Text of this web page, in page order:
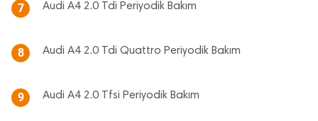
7 Audi A4 2.0 Tdi Periyodik Bakım
8 Audi A4 2.0 Tdi Quattro Periyodik Bakım
9 Audi A4 2.0 Tfsi Periyodik Bakım